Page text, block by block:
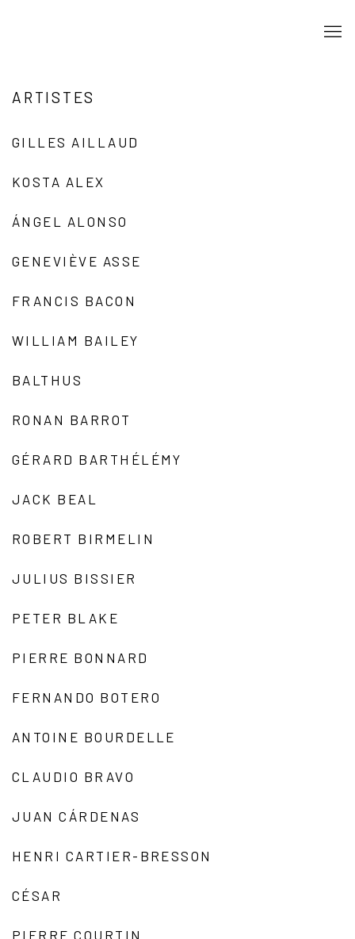
ARTISTES
GILLES AILLAUD
KOSTA ALEX
ÁNGEL ALONSO
GENEVIÈVE ASSE
FRANCIS BACON
WILLIAM BAILEY
BALTHUS
RONAN BARROT
GÉRARD BARTHÉLÉMY
JACK BEAL
ROBERT BIRMELIN
JULIUS BISSIER
PETER BLAKE
PIERRE BONNARD
FERNANDO BOTERO
ANTOINE BOURDELLE
CLAUDIO BRAVO
JUAN CÁRDENAS
HENRI CARTIER-BRESSON
CÉSAR
PIERRE COURTIN